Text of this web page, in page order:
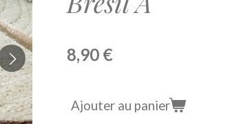
8,90 €
Ajouter au panier